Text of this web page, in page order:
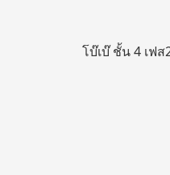
โบ๊เบ๊ ชั้น 4 เฟ